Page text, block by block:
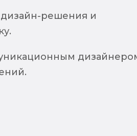
решения и